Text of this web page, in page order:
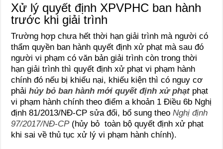
Xử lý quyết định XPVPHC ban hành
trước khi giải trình
Trường hợp chưa hết thời hạn giải trình mà người có
thẩm quyền ban hành quyết định xử phạt mà sau đó
người vi phạm có văn bản giải trình còn trong thời
hạn giải trình thì quyết định xử phạt vi phạm hành
chính đó nếu bị khiếu nại, khiếu kiện thì có nguy cơ
phảihủy bỏ ban hành mới quyết định xử phạt phạt
vi phạm hành chính theo điểm a khoản 1 Điều 6b Nghị
định 81/2013/NĐ-CP sửa đổi, bổ sung theoNghị định
97/2017/NĐ-CP(hủy bỏ toàn bộ quyết định xử phạt
khi sai về thủ tục xử lý vi phạm hành chính).